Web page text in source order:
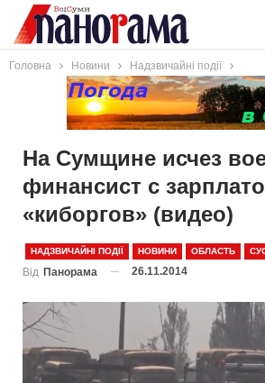
Головна Новини Надзвичайні події
На Сумщине исчез
финансист с
«киборгов» (видео)
НАДЗВИЧАЙНІ ПОДІЇ НОВИНИ ОБЛАСТЬ
Від Панорама 26.11.2014